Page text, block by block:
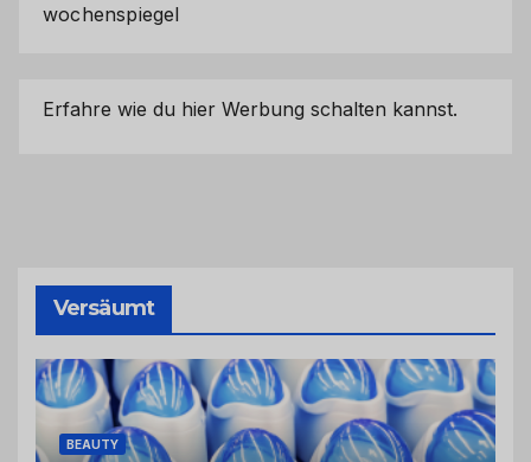
wochenspiegel
Erfahre wie du hier Werbung schalten kannst.
Versäumt
BEAUTY